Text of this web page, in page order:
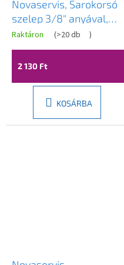
Novaservis, Sarokorsó
szelep 3/8" anyával,
Z1238MG
Raktáron (>20 db )
2 130 Ft
KOSÁRBA